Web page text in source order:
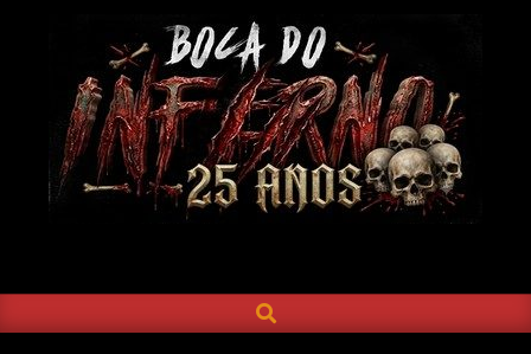
DO
INFERNO
Navigation
SEARCH